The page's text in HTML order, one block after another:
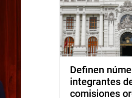
Definen
integrantes
comisiones